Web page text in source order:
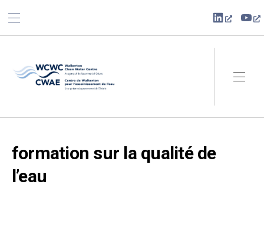
BAR NAVIGATION New
Walkerton Clean Water Centre
formation sur la qualité de
l’eau